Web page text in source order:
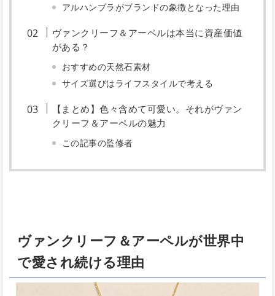
アルハンブラがブランドの象徴となった理由
ヴァンクリーフ＆アーペルは本当に資産価値
がある？
おすすめの天然石素材
サイズ選びはライフスタイルで考える
【まとめ】色々含めて可愛い。それがヴァン
クリーフ＆アーペルの魅力
この記事の監修者
ヴァンクリーフ＆アーペルが世界中
で愛され続ける理由